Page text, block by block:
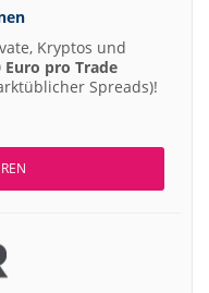
Kryptos und
Euro pro Trade
Spreads)!